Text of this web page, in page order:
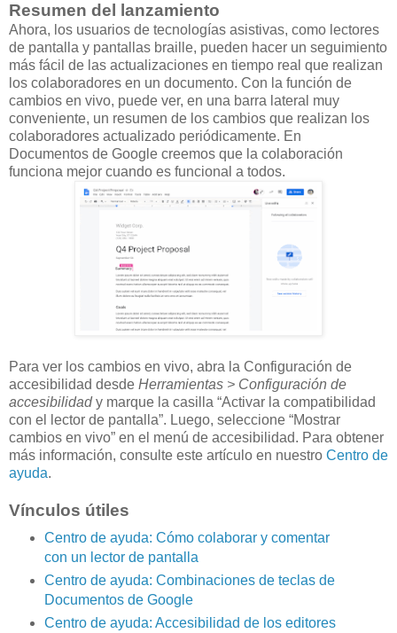
Resumen del lanzamiento
Ahora, los usuarios de tecnologías asistivas, como lectores
de pantalla y pantallas braille, pueden hacer un seguimiento
más fácil de las actualizaciones en tiempo real que realizan
los colaboradores en un documento. Con la función de
cambios en vivo, puede ver, en una barra lateral muy
conveniente, un resumen de los cambios que realizan los
colaboradores actualizado periódicamente. En
Documentos de Google creemos que la colaboración
funciona mejor cuando es funcional a todos.
Para ver los cambios en vivo, abra la Configuración de
accesibilidad desde Herramientas > Configuración de
accesibilidady marque la casilla “Activar la compatibilidad
con el lector de pantalla”. Luego, seleccione “Mostrar
cambios en vivo” en el menú de accesibilidad. Para obtener
más información, consulte este artículo en nuestro Centro de
ayuda.
Vínculos útiles
Centro de ayuda: Cómo colaborar y comentar
con un lector de pantalla
Centro de ayuda: Combinaciones de teclas de
Documentos de Google
Centro de ayuda: Accesibilidad de los editores